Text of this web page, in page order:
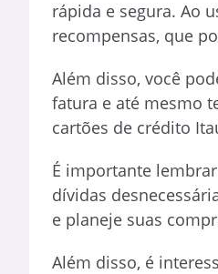
rápida e segura. Ao
recompensas, que
Além disso, você
fatura e até mesmo
cartões de crédito
É importante
dívidas
e planeje suas
Além disso, é